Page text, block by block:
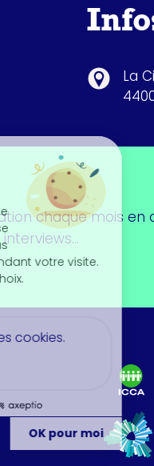
La
chaque mois